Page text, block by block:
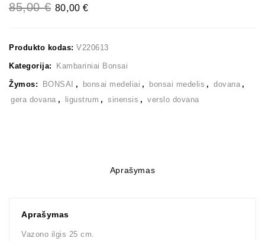
85,00€ 80,00€
Produkto kodas: V220613
Kategorija: Kambariniai Bonsai
Žymos: BONSAI , bonsai medeliai , bonsai medelis , dovana ,
gera dovana , ligustrum , sinensis , verslo dovana
Aprašymas
Aprašymas
Vazono ilgis 25 cm.